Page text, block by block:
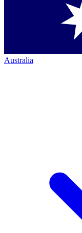
Australia